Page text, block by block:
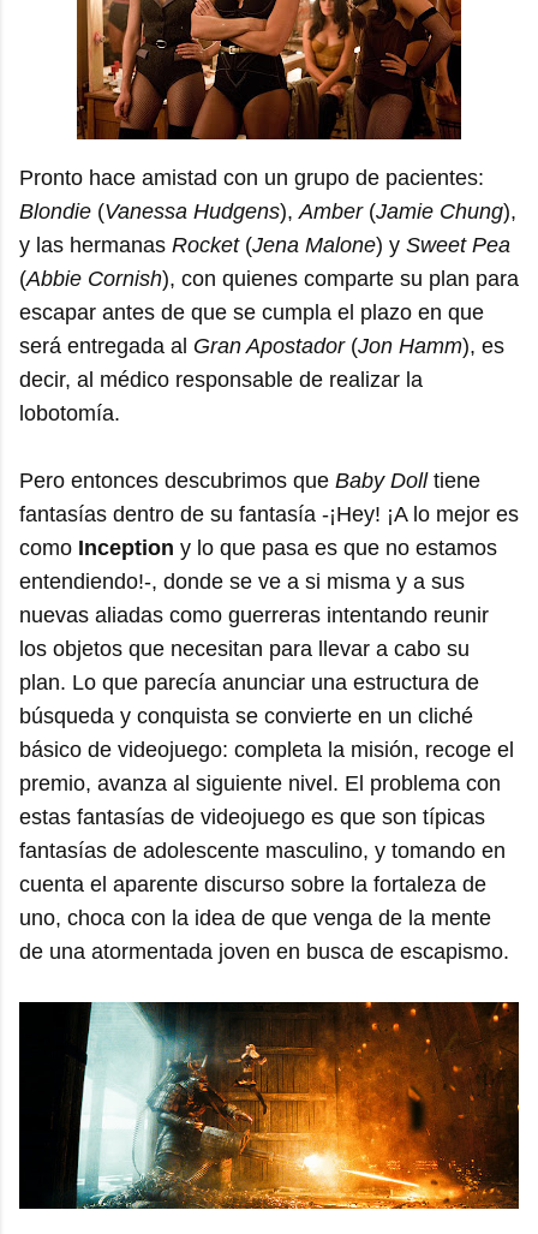
Pronto hace amistad con un grupo de pacientes:
Blondie (Vanessa Hudgens), Amber (Jamie Chung),
y las hermanas Rocket (Jena Malone) y Sweet Pea
(Abbie Cornish), con quienes comparte su plan para
escapar antes de que se cumpla el plazo en que
será entregada al Gran Apostador(Jon Hamm), es
decir, al médico responsable de realizar la
lobotomía.
Pero entonces descubrimos que Baby Dolltiene
fantasías dentro de su fantasía -¡Hey! ¡A lo mejor es
como Inception y lo que pasa es que no estamos
entendiendo!-, donde se ve a si misma y a sus
nuevas aliadas como guerreras intentando reunir
los objetos que necesitan para llevar a cabo su
plan. Lo que parecía anunciar una estructura de
búsqueda y conquista se convierte en un cliché
básico de videojuego: completa la misión, recoge el
premio, avanza al siguiente nivel. El problema con
estas fantasías de videojuego es que son típicas
fantasías de adolescente masculino, y tomando en
cuenta el aparente discurso sobre la fortaleza de
uno, choca con la idea de que venga de la mente
de una atormentada joven en busca de escapismo.